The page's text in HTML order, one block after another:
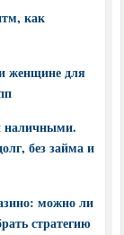
как
женщине для
наличными.
без займа и
можно ли
стратегию